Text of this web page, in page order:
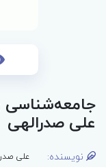
جامعه‌شناسی
علی صدرالهی
نویسنده: علی